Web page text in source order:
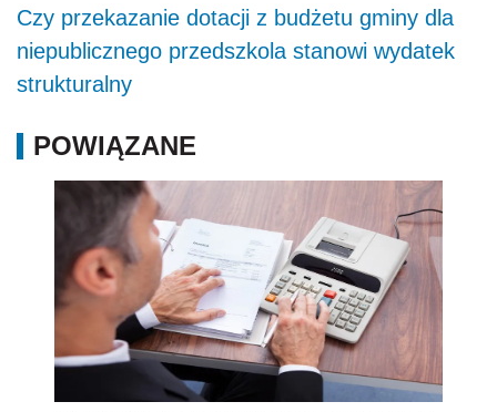
Czy przekazanie dotacji z budżetu gminy dla
niepublicznego przedszkola stanowi wydatek
strukturalny
POWIĄZANE